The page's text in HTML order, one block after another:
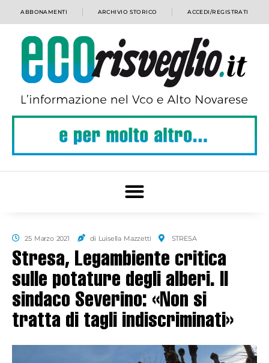
ABBONAMENTI ARCHIVIO STORICO ACCEDI/REGISTRATI
25 Marzo 2021 di Luisella Mazzetti STRESA
Stresa, Legambiente critica
sulle potature degli alberi. Il
sindaco Severino: «Non si
tratta di tagli indiscriminati»